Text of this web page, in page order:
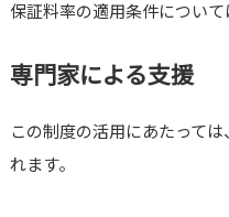
保証料率の適用条件について
専門家による支援
この制度の活用にあたって
れます。